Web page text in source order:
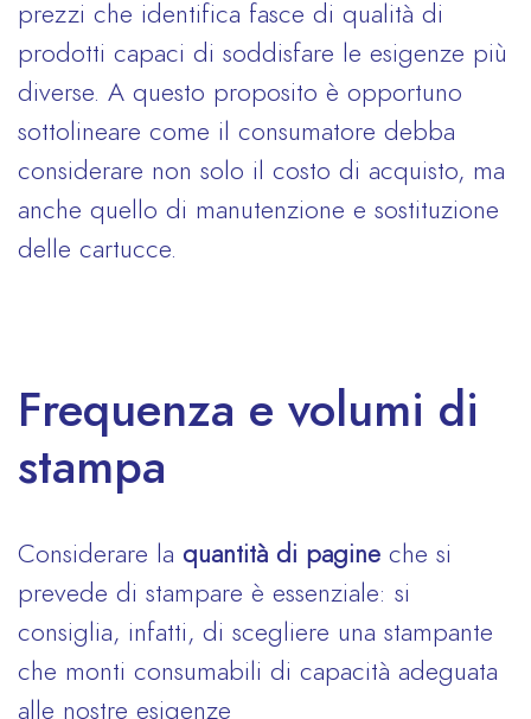
prezzi che identifica fasce di qualità di
prodotti capaci di soddisfare le esigenze più
diverse. A questo proposito è opportuno
sottolineare come il consumatore debba
considerare non solo il costo di acquisto, ma
anche quello di manutenzione e sostituzione
delle cartucce.
Frequenza e volumi di
stampa
Considerare la quantità di pagine che si
prevede di stampare è essenziale: si
consiglia, infatti, di scegliere una stampante
che monti consumabili di capacità adeguata
alle nostre esigenze